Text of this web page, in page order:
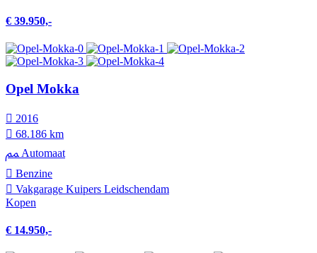
€ 39.950,-
Opel Mokka
2016
68.186 km
Automaat
Benzine
Vakgarage Kuipers Leidschendam
Kopen
€ 14.950,-